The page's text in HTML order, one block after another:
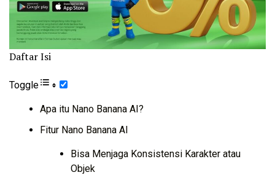
Daftar Isi
Toggle
Apa itu Nano Banana AI?
Fitur Nano Banana AI
Bisa Menjaga Konsistensi Karakter atau
Objek